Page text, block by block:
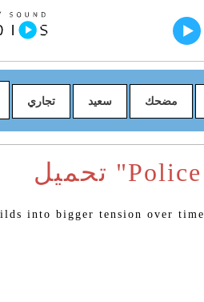
تجاري سعيد مضحك
into bigger tension over time.